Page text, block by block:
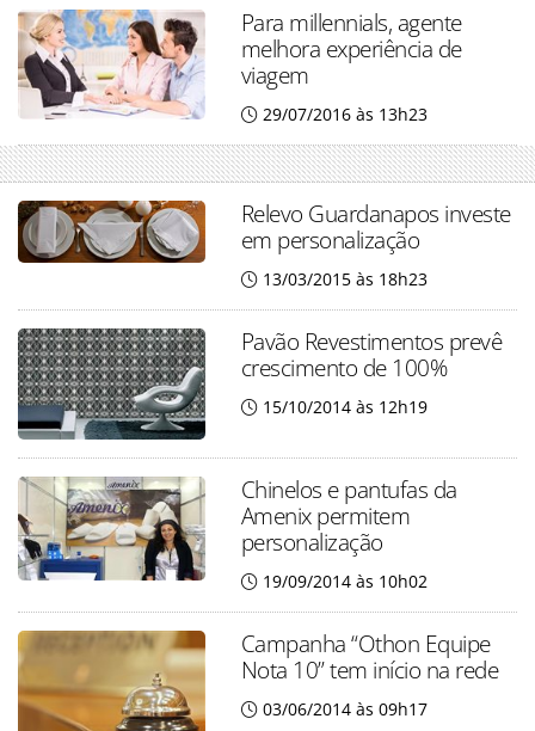
Para millennials, agente
melhora experiência de
viagem
29/07/2016 às 13h23
Relevo Guardanapos investe
em personalização
13/03/2015 às 18h23
Pavão Revestimentos prevê
crescimento de 100%
15/10/2014 às 12h19
Chinelos e pantufas da
Amenix permitem
personalização
19/09/2014 às 10h02
Campanha “Othon Equipe
Nota 10” tem início na rede
03/06/2014 às 09h17